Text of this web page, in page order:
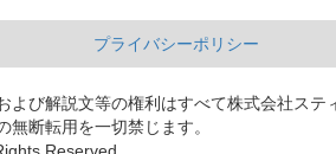
プライバシーポリシー
よび解説文等の権利はすべて株式会社ステ
断転用を一切禁じます。